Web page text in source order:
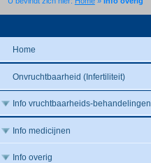
Home
Onvruchtbaarheid (Infertiliteit)
Info vruchtbaarheids-behandelingen
Info medicijnen
Info overig